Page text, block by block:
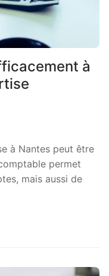
à
à Nantes peut être
permet
mais aussi de